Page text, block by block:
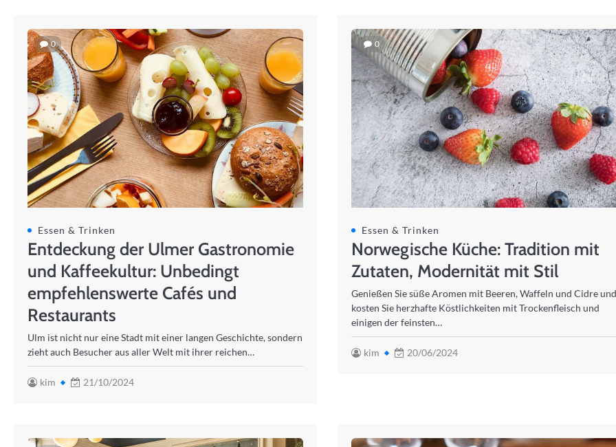
0
Essen & Trinken
Entdeckung der Ulmer Gastronomie
und Kaffeekultur: Unbedingt
empfehlenswerte Cafés und
Restaurants
Ulm ist nicht nur eine Stadt mit einer langen Geschichte, sondern
zieht auch Besucher aus aller Welt mit ihrer reichen…
kim 21/10/2024
0
Essen & Trinken
Norwegische Küche: Tradition mit
Zutaten, Modernität mit Stil
Genießen Sie süße Aromen mit Beeren, Waffeln und Cidre
kosten Sie herzhafte Köstlichkeiten mit Trockenfleisch und
einigen der feinsten…
kim 20/06/2024